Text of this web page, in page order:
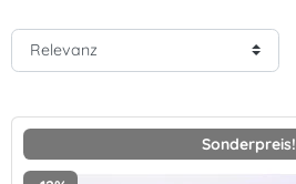
Sonderpreis!